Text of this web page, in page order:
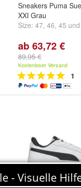
Sneakers Puma
XXI Grau
Size: 47, 46, 45 und
ab 63,72 €
89,95 €
Kostenloser Versand
1